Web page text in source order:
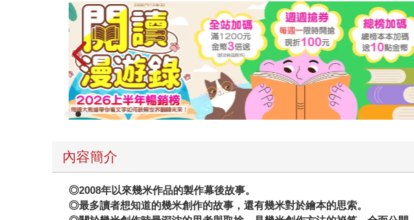
內容簡介
◎2008年以來幾米作品的製作幕後故事。
◎最多讀者想知道的幾米創作的故事，還有幾米對於繪本的思索。